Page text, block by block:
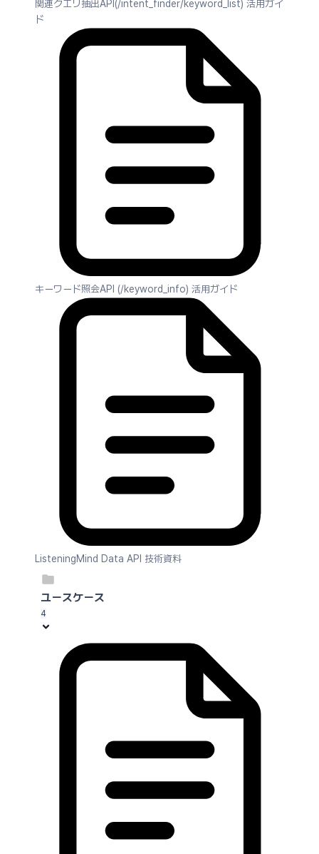
関連クエリ抽出API(/intent_finder/keyword_list) 活用ガイ
ド
キーワード照会API (/keyword_info) 活用ガイド
ListeningMind Data API 技術資料
ユースケース
4